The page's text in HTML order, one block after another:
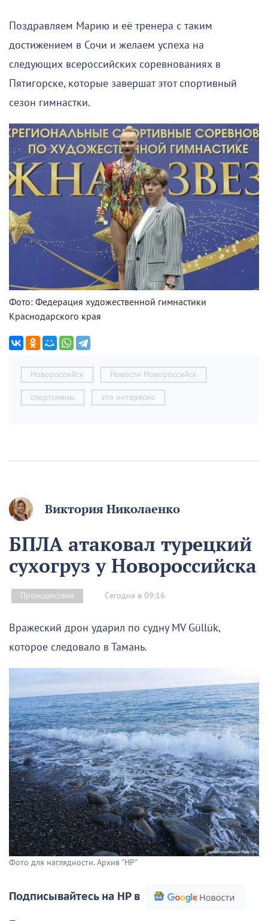
Поздравляем Марию и её тренера с таким
достижением в Сочи и желаем успеха на
следующих всероссийских соревнованиях в
Пятигорске, которые завершат этот спортивный
сезон гимнастки.
Фото: Федерация художественной гимнастики
Краснодарского края
Новороссийск Новости Новороссийск
спортсмены это интересно
Виктория Николаенко
БПЛА атаковал турецкий
сухогруз у Новороссийска
Происшествия Сегодня в 09:16
Вражеский дрон ударил по судну MV Güllük,
которое следовало в Тамань.
Фото для наглядности. Архив "НР"
Подписывайтесь на НР в